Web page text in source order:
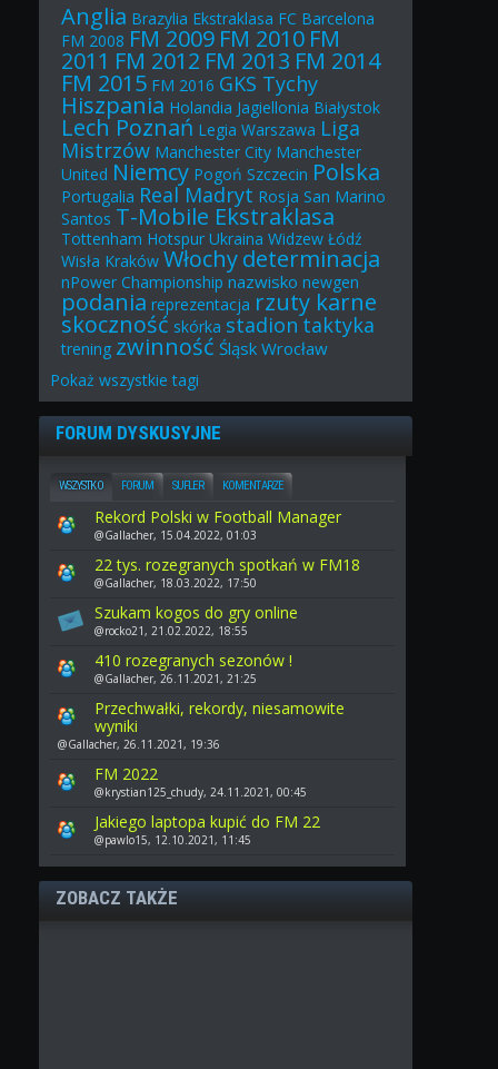
Anglia Brazylia Ekstraklasa FC Barcelona
FM 2008 FM 2009 FM 2010 FM
2011 FM 2012 FM 2013 FM 2014
FM 2015 FM 2016 GKS Tychy
Hiszpania Holandia Jagiellonia Białystok
Lech Poznań Legia Warszawa Liga
Mistrzów Manchester City Manchester
United Niemcy Pogoń Szczecin Polska
Portugalia Real Madryt Rosja San Marino
Santos T-Mobile Ekstraklasa
Tottenham Hotspur Ukraina Widzew Łódź
Wisła Kraków Włochy determinacja
nPower Championship nazwisko newgen
podania reprezentacja rzuty karne
skoczność skórka stadiontaktyka
trening zwinność Śląsk Wrocław
Pokaż wszystkie tagi
FORUM DYSKUSYJNE
WSZYSTKO FORUM SUFLER KOMENTARZE
Rekord Polski w Football Manager
@Gallacher, 15.04.2022, 01:03
22 tys. rozegranych spotkań w FM18
@Gallacher, 18.03.2022, 17:50
Szukam kogos do gry online
@rocko21, 21.02.2022, 18:55
410 rozegranych sezonów !
@Gallacher, 26.11.2021, 21:25
Przechwałki, rekordy, niesamowite
wyniki
@Gallacher, 26.11.2021, 19:36
FM 2022
@krystian125_chudy, 24.11.2021, 00:45
Jakiego laptopa kupić do FM 22
@pawlo15, 12.10.2021, 11:45
ZOBACZ TAKŻE